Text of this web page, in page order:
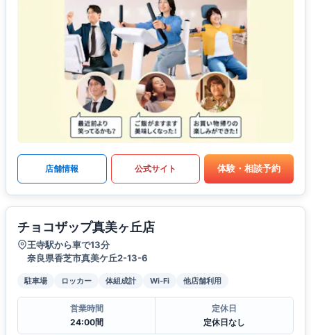
店舗情報 公式サイト 体験・相談予約
チョコザップ真美ヶ丘店
王寺駅から車で13分
奈良県香芝市真美ケ丘2-13-6
駐車場 ロッカー 体組成計 Wi-Fi 他店舗利用
営業時間
24:00間
定休日
定休日なし